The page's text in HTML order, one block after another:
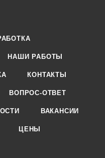
НАШИ РАБОТЫ
КОНТАКТЫ
ВОПРОС-ОТВЕТ
ВАКАНСИИ
ЦЕНЫ